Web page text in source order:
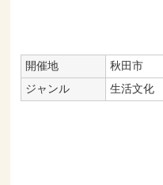
開催地
秋田市
ジャンル
生活文化